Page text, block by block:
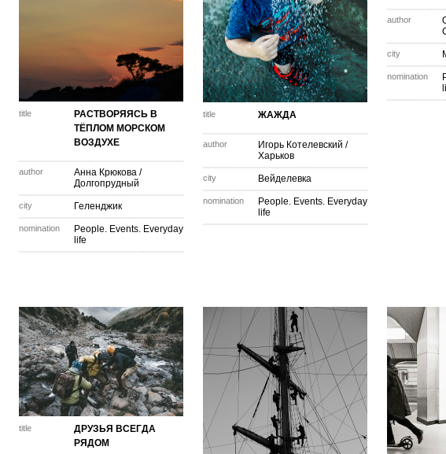
title
РАСТВОРЯЯСЬ В
ТЁПЛОМ МОРСКОМ
ВОЗДУХЕ
author Анна Крюкова /
Долгопрудный
city Геленджик
nomination
People. Events. Everyday
life
title ЖАЖДА
author Игорь Котелевский /
Харьков
city Вейделевка
nomination
People. Events. Everyday
life
author
city
nomination
title
ДРУЗЬЯ ВСЕГДА
РЯДОМ